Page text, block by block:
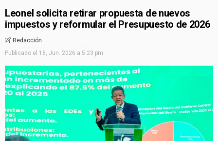
Leonel solicita retirar propuesta de nuevos
impuestos y reformular el Presupuesto de 2026
Redacción
Publicado el 16, Jun. 2026 a 5:23 pm